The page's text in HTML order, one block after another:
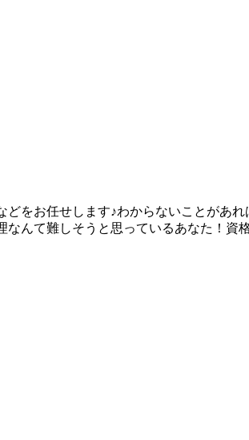
をお任せします♪わからないことがあ
んて難しそうと思っているあなた！資